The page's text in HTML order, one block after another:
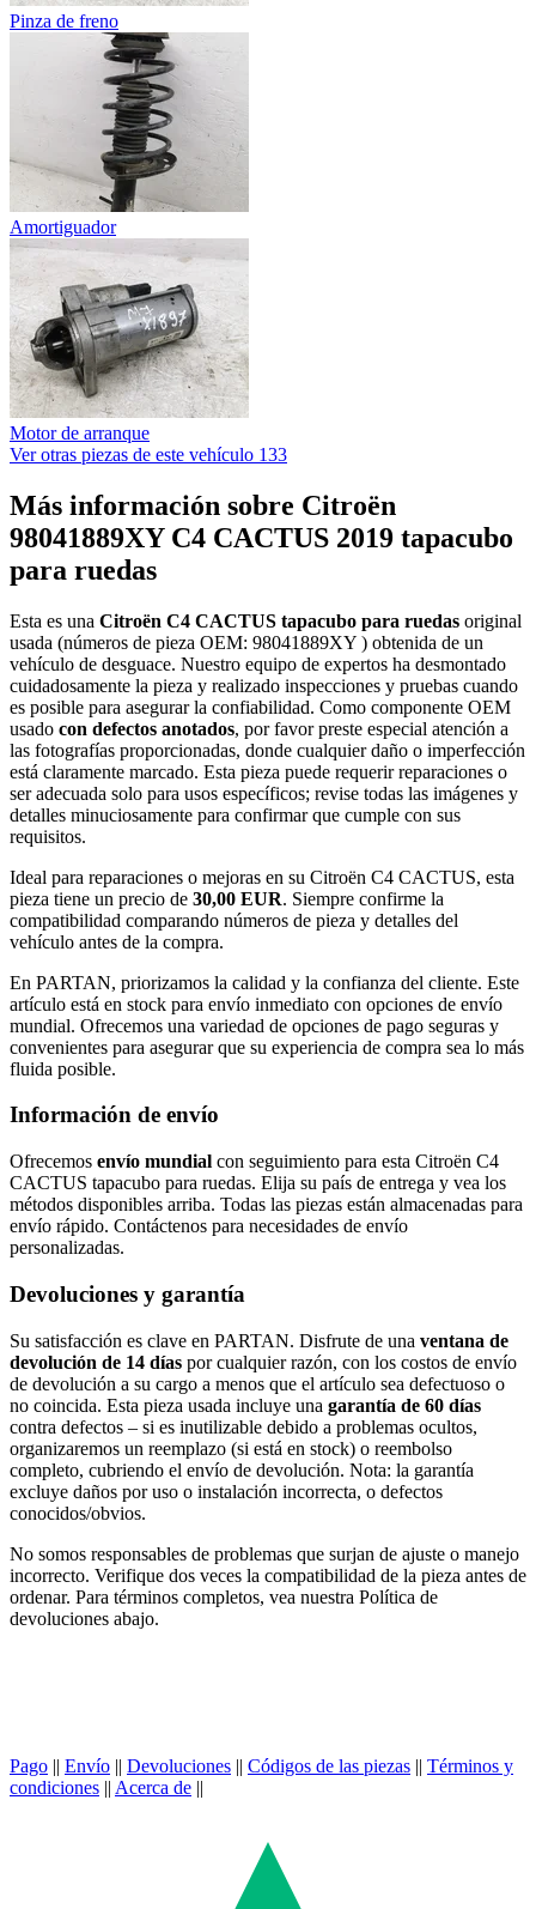
Pinza de freno
Amortiguador
Motor de arranque
Ver otras piezas de este vehículo 133
Más información sobre Citroën
98041889XY C4 CACTUS 2019 tapacubo
para ruedas
Esta es una Citroën C4 CACTUS tapacubo para ruedas original
usada (números de pieza OEM: 98041889XY ) obtenida de un
vehículo de desguace. Nuestro equipo de expertos ha desmontado
cuidadosamente la pieza y realizado inspecciones y pruebas cuando
es posible para asegurar la confiabilidad. Como componente OEM
usado con defectos anotados, por favor preste especial atención a
las fotografías proporcionadas, donde cualquier daño o imperfección
está claramente marcado. Esta pieza puede requerir reparaciones o
ser adecuada solo para usos específicos; revise todas las imágenes y
detalles minuciosamente para confirmar que cumple con sus
requisitos.
Ideal para reparaciones o mejoras en su Citroën C4 CACTUS, esta
pieza tiene un precio de 30,00 EUR. Siempre confirme la
compatibilidad comparando números de pieza y detalles del
vehículo antes de la compra.
En PARTAN, priorizamos la calidad y la confianza del cliente. Este
artículo está en stock para envío inmediato con opciones de envío
mundial. Ofrecemos una variedad de opciones de pago seguras y
convenientes para asegurar que su experiencia de compra sea lo más
fluida posible.
Información de envío
Ofrecemos envío mundial con seguimiento para esta Citroën C4
CACTUS tapacubo para ruedas. Elija su país de entrega y vea los
métodos disponibles arriba. Todas las piezas están almacenadas para
envío rápido. Contáctenos para necesidades de envío
personalizadas.
Devoluciones y garantía
Su satisfacción es clave en PARTAN. Disfrute de una ventana de
devolución de 14 días por cualquier razón, con los costos de envío
de devolución a su cargo a menos que el artículo sea defectuoso o
no coincida. Esta pieza usada incluye una garantía de 60 días
contra defectos – si es inutilizable debido a problemas ocultos,
organizaremos un reemplazo (si está en stock) o reembolso
completo, cubriendo el envío de devolución. Nota: la garantía
excluye daños por uso o instalación incorrecta, o defectos
conocidos/obvios.
No somos responsables de problemas que surjan de ajuste o manejo
incorrecto. Verifique dos veces la compatibilidad de la pieza antes de
ordenar. Para términos completos, vea nuestra Política de
devoluciones abajo.
Pago || Envío || Devoluciones || Códigos de las piezas || Términos y
condiciones || Acerca de ||